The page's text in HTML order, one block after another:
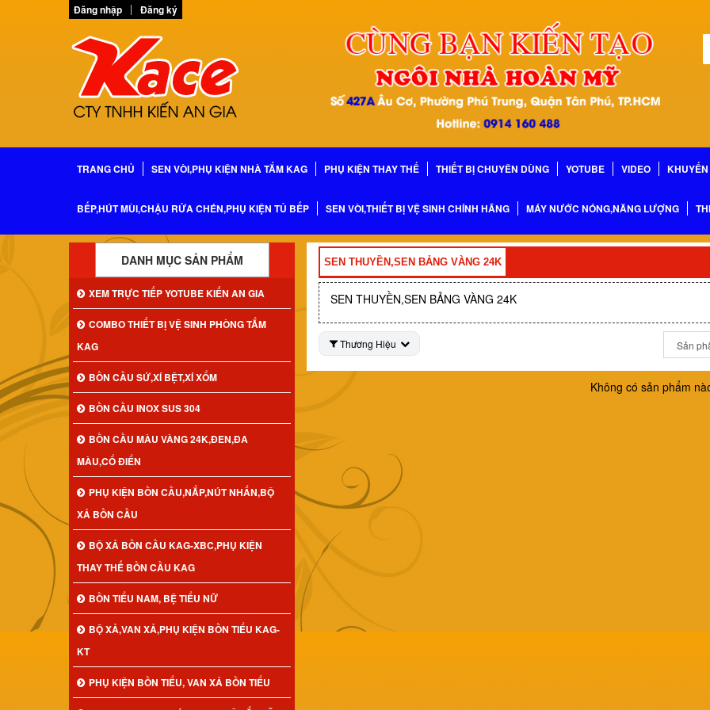
Đăng nhập Đăng ký
TRANG CHỦ SEN VÒI,PHỤ KIỆN NHÀ TẮM KAG PHỤ KIỆN THAY THẾ THIẾT BỊ CHUYÊN DÙNG YOTUBE VIDEO
BẾP,HÚT MÙI,CHẬU RỬA CHÉN,PHỤ KIỆN TỦ BẾP SEN VÒI,THIẾT BỊ VỆ SINH CHÍNH HÃNG MÁY NƯỚC NÓNG,NĂNG LƯỢNG
DANH MỤC SẢN PHẨM
XEM TRỰC TIẾP YOTUBE KIẾN AN GIA
COMBO THIẾT BỊ VỆ SINH PHÒNG TẮM
KAG
BỒN CẦU SỨ,XÍ BỆT,XÍ XỔM
BỒN CẦU INOX SUS 304
BỒN CẦU MÀU VÀNG 24K,ĐEN,ĐA
MÀU,CỔ ĐIỂN
PHỤ KIỆN BỒN CẦU,NẮP,NÚT NHẤN,BỘ
XẢ BỒN CẦU
BỘ XẢ BỒN CẦU KAG-XBC,PHỤ KIỆN
THAY THẾ BỒN CẦU KAG
BỒN TIỂU NAM, BỆ TIỂU NỮ
BỘ XẢ,VAN XẢ,PHỤ KIỆN BỒN TIỂU KAG-
KT
PHỤ KIỆN BỒN TIỂU, VAN XẢ BỒN TIỂU
SEN THUYỀN,SEN BẢNG VÀNG 24K
SEN THUYỀN,SEN BẢNG VÀNG 24K
Thương Hiệu
Không có sản phẩm